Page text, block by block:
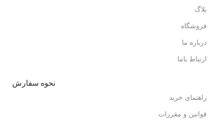
بلاگ
فروشگاه
درباره ما
ارتباط باما
نحوه سفارش
راهنمای خرید
قوانین و مقررات